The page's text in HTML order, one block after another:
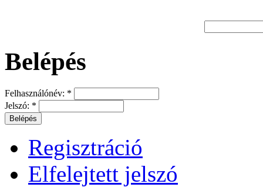
Belépés
Felhasználónév: *
Jelszó: *
Regisztráció
Elfelejtett jelszó